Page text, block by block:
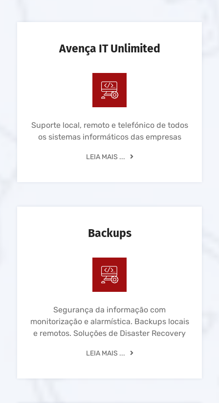
Avença IT Unlimited
Suporte local, remoto e telefónico de todos
os sistemas informáticos das empresas
LEIA MAIS ...
Backups
Segurança da informação com
monitorização e alarmística. Backups locais
e remotos. Soluções de Disaster Recovery
LEIA MAIS ...